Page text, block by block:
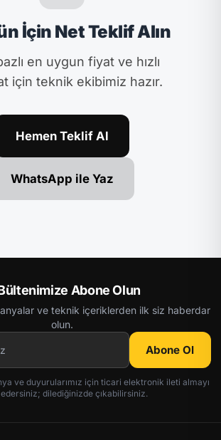
İçin Net Teklif Alın
en uygun fiyat ve hızlı
için teknik ekibimiz hazır.
Hemen Teklif Al
WhatsApp ile Yaz
Abone Olun
ve teknik içeriklerden ilk siz haberdar
olun.
Abone Ol
ve duyurularımız için ticari elektronik ileti almayı
dilediğinizde çıkabilirsiniz.